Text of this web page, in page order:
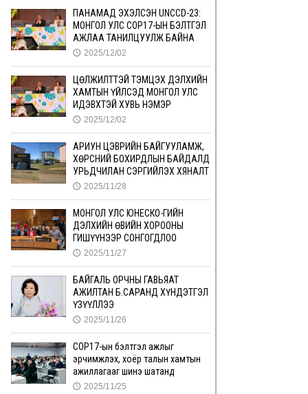
ПАНАМАД ЭХЭЛСЭН UNCCD-23:
МОНГОЛ УЛС COP17-ЫН БЭЛТГЭЛ
АЖЛАА ТАНИЛЦУУЛЖ БАЙНА
🕔 2025/12/02
ЦӨЛЖИЛТТЭЙ ТЭМЦЭХ ДЭЛХИЙН
ХАМТЫН ҮЙЛСЭД МОНГОЛ УЛС
ИДЭВХТЭЙ ХУВЬ НЭМЭР
🕔 2025/12/02
АРИУН ЦЭВРИЙН БАЙГУУЛАМЖ,
ХӨРСНИЙ БОХИРДЛЫН БАЙДАЛД
УРЬДЧИЛАН СЭРГИЙЛЭХ ХЯНАЛТ
🕔 2025/11/28
МОНГОЛ УЛС ЮНЕСКО-ГИЙН
ДЭЛХИЙН ӨВИЙН ХОРООНЫ
ГИШҮҮНЭЭР СОНГОГДЛОО
🕔 2025/11/27
БАЙГАЛЬ ОРЧНЫ ГАВЬЯАТ
АЖИЛТАН Б.САРАНД ХҮНДЭТГЭЛ
ҮЗҮҮЛЛЭЭ
🕔 2025/11/26
COP17-ын бэлтгэл ажлыг
эрчимжүүлэх, хоёр талын хамтын
ажиллагааг шинэ шатанд
🕔 2025/11/25